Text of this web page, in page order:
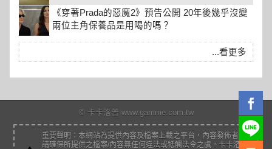
《穿著Prada的惡魔2》預告公開 20年後幾乎沒變
兩位主角保養品是用喝的嗎？
...看更多
© 卡卡洛普 www.gamme.com.tw
重要聲明：本網站為提供內容及檔案上載之平台，內容發佈者
請確保所提供之檔案/內容無任何違法或牴觸法令之虞。卡卡洛